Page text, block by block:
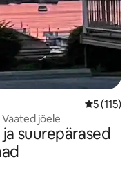
Keskmine
5 (115)
jõele
suurepärased